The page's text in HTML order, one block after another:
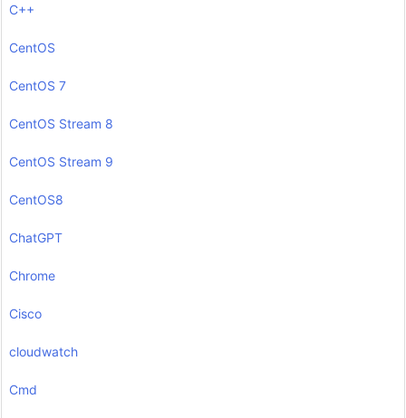
C++
CentOS
CentOS 7
CentOS Stream 8
CentOS Stream 9
CentOS8
ChatGPT
Chrome
Cisco
cloudwatch
Cmd